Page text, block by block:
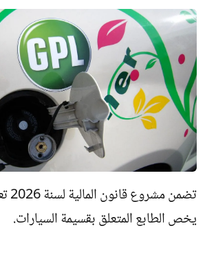
يخص الطابع المتعلق بقسيمة السيارات.